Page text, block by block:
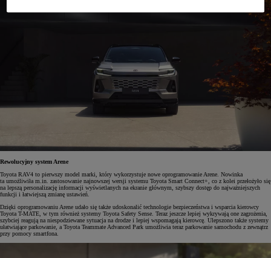
Rewolucyjny system Arene
Toyota RAV4 to pierwszy model marki, który wykorzystuje nowe oprogramowanie Arene. Nowinka
ta umożliwiła m.in. zastosowanie najnowszej wersji systemu Toyota Smart Connect+, co z kolei przełożyło się
na lepszą personalizację informacji wyświetlanych na ekranie głównym, szybszy dostęp do najważniejszych
funkcji i łatwiejszą zmianę ustawień.
Dzięki oprogramowaniu Arene udało się także udoskonalić technologie bezpieczeństwa i wsparcia kierowcy
Toyota T-MATE, w tym również systemy Toyota Safety Sense. Teraz jeszcze lepiej wykrywają one zagrożenia,
szybciej reagują na niespodziewane sytuacja na drodze i lepiej wspomagają kierowcę. Ulepszono także systemy
ułatwiające parkowanie, a Toyota Teammate Advanced Park umożliwia teraz parkowanie samochodu z zewnątrz
przy pomocy smartfona.